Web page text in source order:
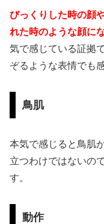
びっくりした時の顔
れた時のような顔に
気で感じている証拠
ぞるような表情でも
鳥肌
本気で感じると鳥肌
立つわけではないの
す。
動作